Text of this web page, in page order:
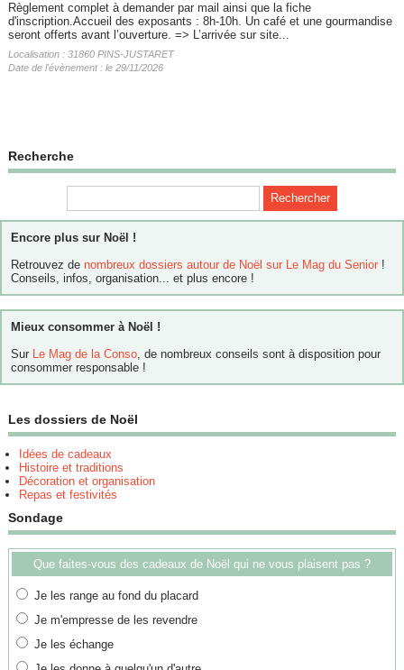
Règlement complet à demander par mail ainsi que la fiche
d'inscription.Accueil des exposants : 8h-10h. Un café et une gourmandise
seront offerts avant l’ouverture. => L’arrivée sur site...
Localisation : 31860 PINS-JUSTARET
Date de l'évènement : le 29/11/2026
Recherche
Encore plus sur Noël !
Retrouvez de nombreux dossiers autour de Noël sur Le Mag du Senior !
Conseils, infos, organisation... et plus encore !
Mieux consommer à Noël !
Sur Le Mag de la Conso, de nombreux conseils sont à disposition pour
consommer responsable !
Les dossiers de Noël
Idées de cadeaux
Histoire et traditions
Décoration et organisation
Repas et festivités
Sondage
Que faites-vous des cadeaux de Noël qui ne vous plaisent pas ?
Je les range au fond du placard
Je m'empresse de les revendre
Je les échange